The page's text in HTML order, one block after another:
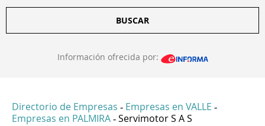
BUSCAR
Información ofrecida por:
Directorio de Empresas - Empresas en VALLE -
Empresas en PALMIRA - Servimotor S A S